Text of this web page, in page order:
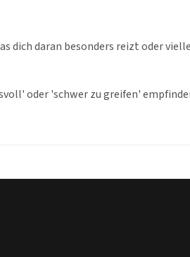
dich daran besonders reizt oder
oder 'schwer zu greifen'